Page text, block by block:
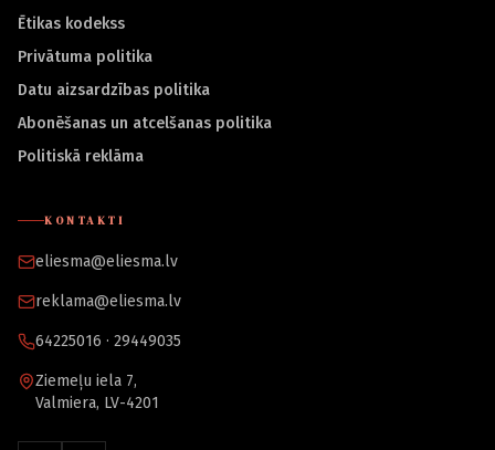
Ētikas kodekss
Privātuma politika
Datu aizsardzības politika
Abonēšanas un atcelšanas politika
Politiskā reklāma
KONTAKTI
eliesma@eliesma.lv
reklama@eliesma.lv
64225016 · 29449035
Ziemeļu iela 7,
Valmiera, LV-4201